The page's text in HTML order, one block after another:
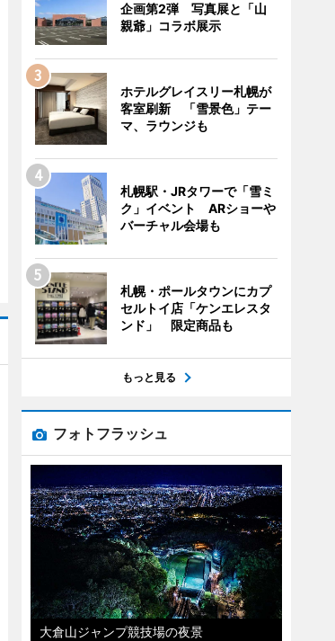
企画第2弾 写真展と「山
親爺」コラボ展示
ホテルグレイスリー札幌が
客室刷新 「雪景色」テー
マ、ラウンジも
札幌駅・JRタワーで「雪ミ
ク」イベント ARショーや
バーチャル会場も
札幌・ポールタウンにカプ
セルトイ店「ケンエレスタ
ンド」 限定商品も
もっと見る
フォトフラッシュ
大倉山ジャンプ競技場の夜景